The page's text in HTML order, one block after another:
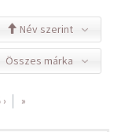
Név szerint
Összes márka
»